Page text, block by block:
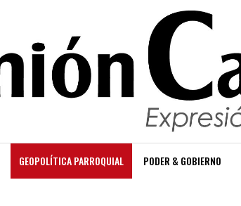
GEOPOLÍTICA PARROQUIAL PODER & GOBIERNO